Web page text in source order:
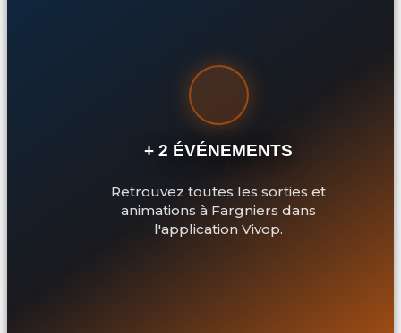
+ 2 ÉVÉNEMENTS
Retrouvez toutes les sorties et
animations à Fargniers dans
l'application Vivop.